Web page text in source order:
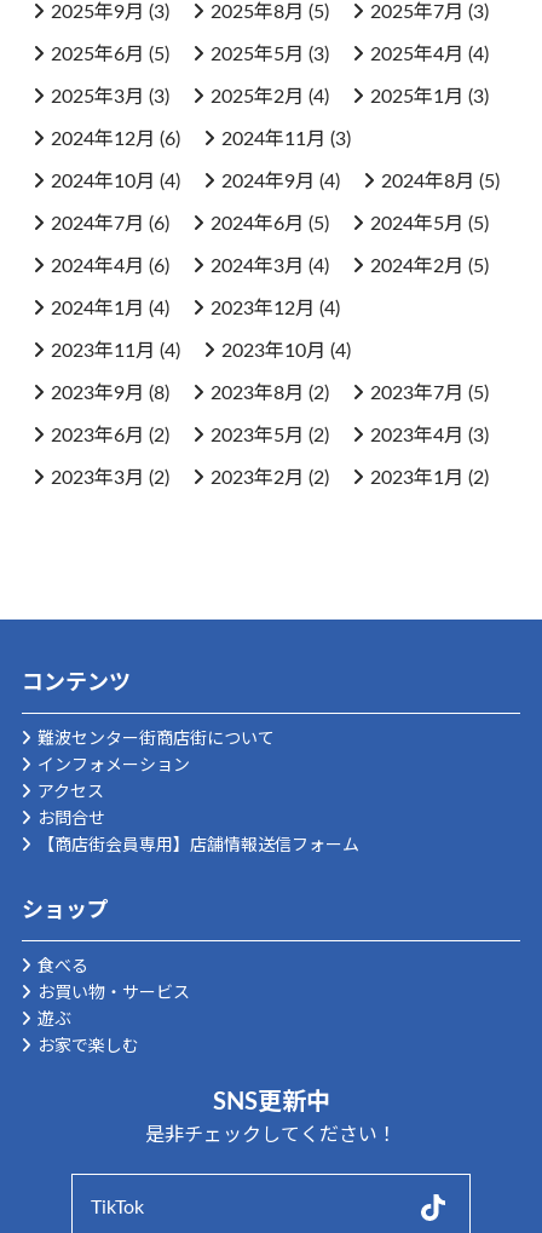
2025年9月 (3) 2025年8月 (5) 2025年7月 (3)
2025年6月 (5) 2025年5月 (3) 2025年4月 (4)
2025年3月 (3) 2025年2月 (4) 2025年1月 (3)
2024年12月 (6) 2024年11月 (3)
2024年10月 (4) 2024年9月 (4) 2024年8月 (5)
2024年7月 (6) 2024年6月 (5) 2024年5月 (5)
2024年4月 (6) 2024年3月 (4) 2024年2月 (5)
2024年1月 (4) 2023年12月 (4)
2023年11月 (4) 2023年10月 (4)
2023年9月 (8) 2023年8月 (2) 2023年7月 (5)
2023年6月 (2) 2023年5月 (2) 2023年4月 (3)
2023年3月 (2) 2023年2月 (2) 2023年1月 (2)
コンテンツ
難波センター街商店街について
インフォメーション
アクセス
お問合せ
【商店街会員専用】店舗情報送信フォーム
ショップ
食べる
お買い物・サービス
遊ぶ
お家で楽しむ
SNS更新中
是非チェックしてください！
TikTok